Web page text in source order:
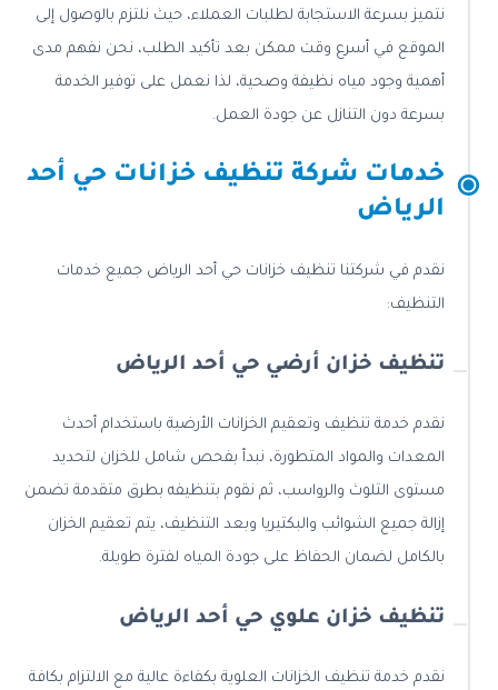
نتميز بسرعة الاستجابة لطلبات العملاء، حيث نلتزم بالوصول إلى
الموقع في أسرع وقت ممكن بعد تأكيد الطلب، نحن نفهم مدى
أهمية وجود مياه نظيفة وصحية، لذا نعمل على توفير الخدمة
بسرعة دون التنازل عن جودة العمل.
خدمات شركة تنظيف خزانات حي أحد
الرياض
نقدم في شركتنا تنظيف خزانات حي أحد الرياض جميع خدمات
التنظيف:
تنظيف خزان أرضي حي أحد الرياض
نقدم خدمة تنظيف وتعقيم الخزانات الأرضية باستخدام أحدث
المعدات والمواد المتطورة، نبدأ بفحص شامل للخزان لتحديد
مستوى التلوث والرواسب، ثم نقوم بتنظيفه بطرق متقدمة تضمن
إزالة جميع الشوائب والبكتيريا وبعد التنظيف، يتم تعقيم الخزان
بالكامل لضمان الحفاظ على جودة المياه لفترة طويلة.
تنظيف خزان علوي حي أحد الرياض
نقدم خدمة تنظيف الخزانات العلوية بكفاءة عالية مع الالتزام بكافة